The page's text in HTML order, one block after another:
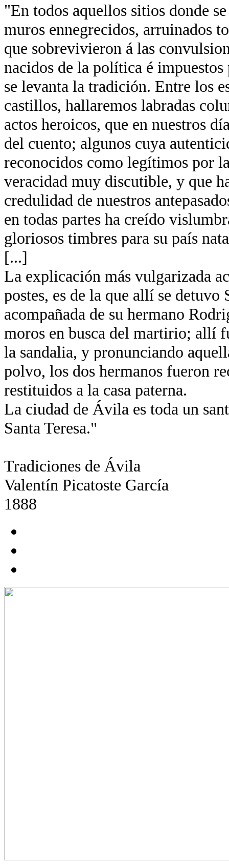
"En todos aquellos sitios donde
muros ennegrecidos, arruinados
que sobrevivieron á las
nacidos de la política é
se levanta la tradición. Entre los
castillos, hallaremos labradas
actos heroicos, que en nuestros
del cuento; algunos cuya
reconocidos como legítimos por
veracidad muy discutible, y que
credulidad de nuestros
en todas partes ha creído
gloriosos timbres para su país
[...]
La explicación más vulgarizada
postes, es de la que allí se detuvo
acompañada de su hermano
moros en busca del martirio; allí
la sandalia, y pronunciando
polvo, los dos hermanos fueron
restituidos a la casa paterna.
La ciudad de Ávila es toda un
Santa Teresa."
Tradiciones de Ávila
Valentín Picatoste García
1888